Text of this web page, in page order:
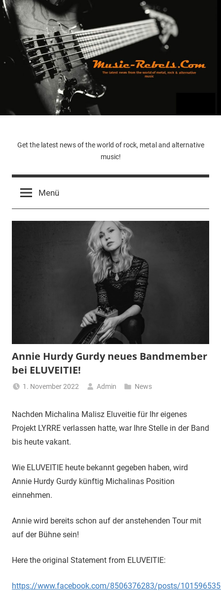
Zum
Inhalt
springen
Music-
Rebels.Com
Get the latest news of the world of rock, metal and alternative
music!
Menü
Annie Hurdy Gurdy neues Bandmember
bei ELUVEITIE!
1. November 2022 Admin News
Nachden Michalina Malisz Eluveitie für Ihr eigenes
Projekt LYRRE verlassen hatte, war Ihre Stelle in der Band
bis heute vakant.
Wie ELUVEITIE heute bekannt gegeben haben, wird
Annie Hurdy Gurdy künftig Michalinas Position
einnehmen.
Annie wird bereits schon auf der anstehenden Tour mit
auf der Bühne sein!
Here the original Statement from ELUVEITIE:
https://www.facebook.com/8506376283/posts/